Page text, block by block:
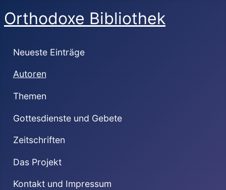
Orthodoxe Bibliothek
Neueste Einträge
Autoren
Themen
Gottesdienste und Gebete
Zeitschriften
Das Projekt
Kontakt und Impressum